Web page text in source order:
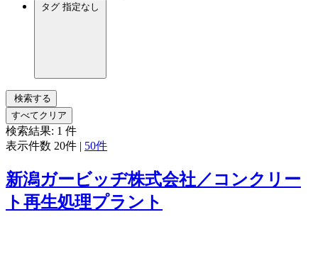
タグ 指定なし
検索する
すべてクリア
検索結果: 1 件
表示件数 20件 | 50件
新潟ガービッヂ株式会社／コンクリー
ト再生処理プラント